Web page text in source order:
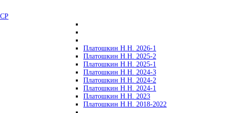
Платошкин Н.Н. 2026-1
Платошкин Н.Н. 2025-2
Платошкин Н.Н. 2025-1
Платошкин Н.Н. 2024-3
Платошкин Н.Н. 2024-2
Платошкин Н.Н. 2024-1
Платошкин Н.Н. 2023
Платошкин Н.Н. 2018-2022